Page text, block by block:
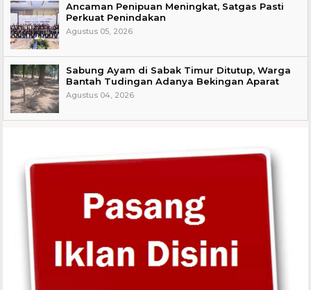
Ancaman Penipuan Meningkat, Satgas Pasti
Perkuat Penindakan
Agustus 05, 2026
Sabung Ayam di Sabak Timur Ditutup, Warga
Bantah Tudingan Adanya Bekingan Aparat
Agustus 04, 2026